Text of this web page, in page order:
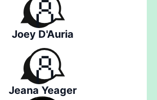
Joey D'Auria
Jeana Yeager